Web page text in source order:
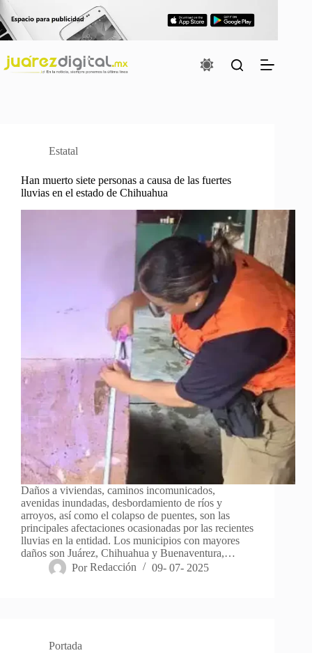
Saltar
al
contenido
Estatal
Han muerto siete personas a causa de las fuertes
lluvias en el estado de Chihuahua
Daños a viviendas, caminos incomunicados,
avenidas inundadas, desbordamiento de ríos y
arroyos, así como el colapso de puentes, son las
principales afectaciones ocasionadas por las recientes
lluvias en la entidad. Los municipios con mayores
daños son Juárez, Chihuahua y Buenaventura,…
Por Redacción 09- 07- 2025
Portada